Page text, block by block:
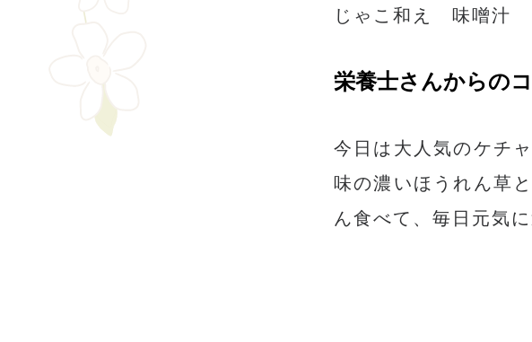
じゃこ和え 味噌汁
栄養士さんからの
今日は大人気のケチ
味の濃いほうれん草
ん食べて、毎日元気